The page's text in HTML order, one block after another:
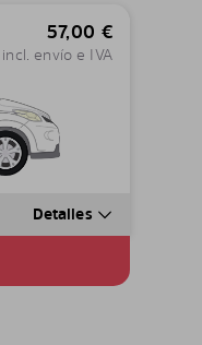
57,00 €
incl. envío e IVA
Detalles